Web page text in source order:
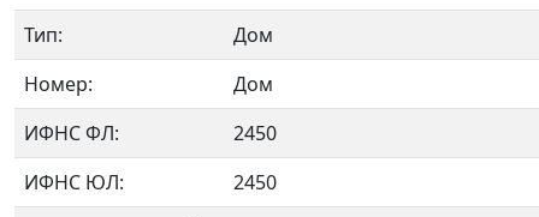
Тип:
Дом
Номер:
Дом
ИФНС ФЛ:
2450
ИФНС ЮЛ:
2450